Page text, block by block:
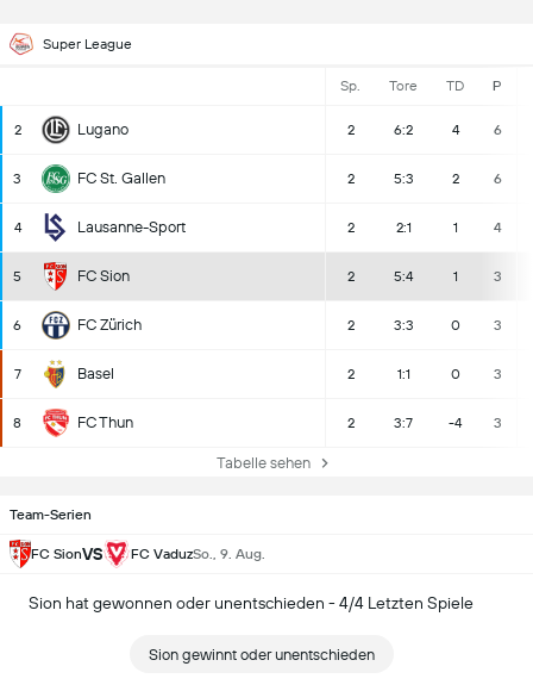
Super League
Sp. Tore TD P
2 Lugano 2 6:2 4 6
3 FC St. Gallen 2 5:3 2 6
4 Lausanne-Sport 2 2:1 1 4
5 FC Sion 2 5:4 1 3
6 FC Zürich 2 3:3 0 3
7 Basel 2 1:1 0 3
8 FC Thun 2 3:7 -4 3
Tabelle sehen
Team-Serien
FC SionVS FC VaduzSo., 9. Aug.
Sion hat gewonnen oder unentschieden - 4/4 Letzten Spiele
Sion gewinnt oder unentschieden